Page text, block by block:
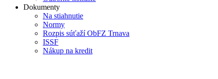
Dokumenty
Na stiahnutie
Normy
Rozpis súťaží ObFZ Trnava
ISSF
Nákup na kredit